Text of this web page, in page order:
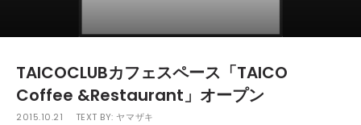
TAICOCLUBカフェスペース「TAICO
Coffee &Restaurant」オープン
2015.10.21 TEXT BY: ヤマザキ